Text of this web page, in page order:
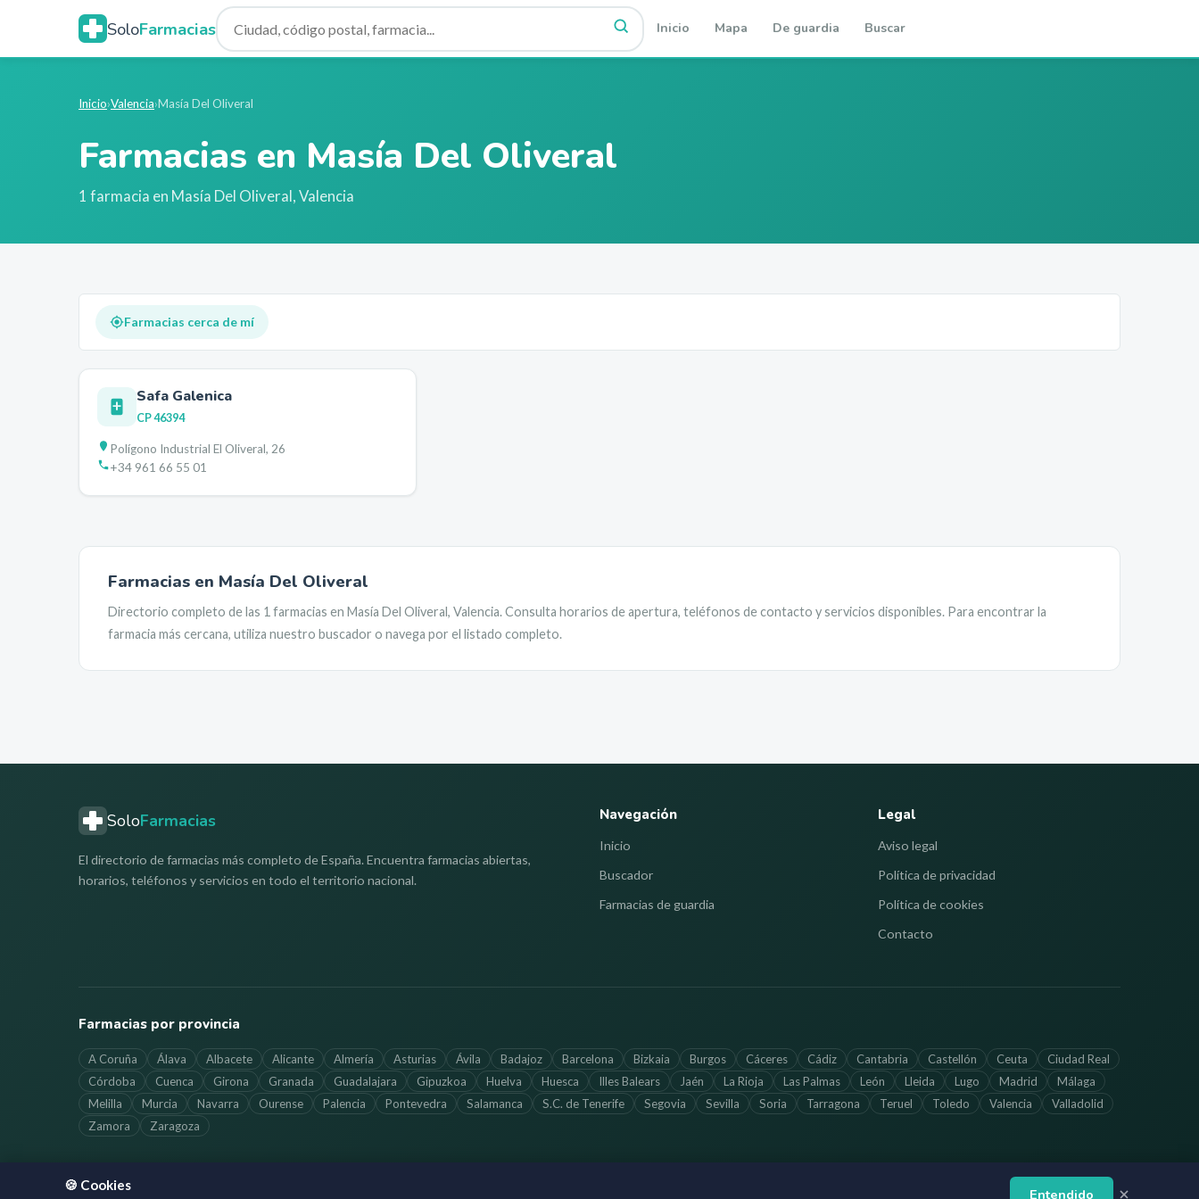
SoloFarmacias Inicio Mapa De guardia Buscar
Inicio›Valencia›Masía Del Oliveral
Farmacias en Masía Del Oliveral
1 farmacia en Masía Del Oliveral,Valencia
Farmacias cerca de mí
Safa Galenica
CP46394
Polígono Industrial El Oliveral, 26
+34 961 66 55 01
Farmacias en Masía Del Oliveral
Directorio completo de las 1 farmacias en Masía Del Oliveral, Valencia. Consulta horarios de apertura, teléfonos de contacto y servicios disponibles. Para encontrar la
farmacia más cercana, utiliza nuestro buscador o navega por el listado completo.
SoloFarmacias
El directorio de farmacias más completo de España. Encuentra farmacias abiertas,
horarios, teléfonos y servicios en todo el territorio nacional.
Navegación
Inicio
Buscador
Farmacias de guardia
Legal
Aviso legal
Política de privacidad
Política de cookies
Contacto
Farmacias por provincia
A Coruña Álava Albacete Alicante Almería Asturias Ávila Badajoz Barcelona Bizkaia Burgos Cáceres Cádiz Cantabria Castellón Ceuta
Ciudad Real
Córdoba
Cuenca Girona Granada Guadalajara Gipuzkoa Huelva Huesca Illes Balears Jaén La Rioja Las Palmas León Lleida Lugo Madrid
Málaga
Melilla
Murcia Navarra Ourense Palencia Pontevedra Salamanca S.C. de Tenerife Segovia Sevilla Soria Tarragona Teruel Toledo Valencia
Valladolid
Zamora
Zaragoza
Información actualizada. Verifica los horarios directamente con cada farmacia.
🍪 Cookies
Entendido